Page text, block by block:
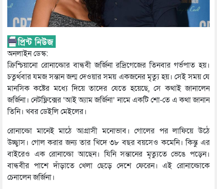
অনলাইন ডেস্ক:
ক্রিশ্চিয়ানো রোনাল্ডোর বান্ধবী জর্জিনা রদ্রিগেজের তিনবার গর্ভপাত হয়।
চতুর্থবার যমজ সন্তান জন্ম দেওয়ার সময় একজনের মৃত্যু হয়। সেই সময় যে
মানসিক কষ্টের মধ্যে দিয়ে তাদের যেতে হয়েছে, সে কথাই জানালেন
জর্জিনা। নেটফ্লিক্সের ‘আই অ্যাম জর্জিনা’ নামে একটি শো-তে এ কথা জানান
তিনি। খবর ডেইলি মেইলের।
রোনাল্ডো মানেই মাঠে আগ্রাসী মনোভাব। গোলের পর লাফিয়ে উঠে
উচ্ছ্বাস। গোল করার জন্য তার খিদে ৩৮ বছর বয়সেও কমেনি। কিন্তু এর
বাইরেও এক রোনাল্ডো আছেন। যিনি সন্তানের মৃত্যুতে ভেঙে পড়েন।
বান্ধবীর পাশে দাঁড়াতে খেলা ছেড়ে দেশে ফেরেন। এই রোনাল্ডোকে
চেনালেন জর্জিনা।